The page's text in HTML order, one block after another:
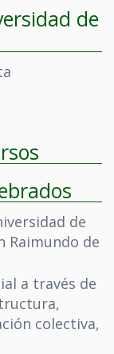
de
de
Raimundo de
a través de
colectiva,